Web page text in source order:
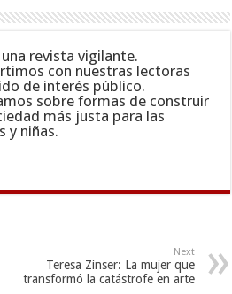
revista vigilante.
con nuestras lectoras
de interés público.
sobre formas de construir
más justa para las
y niñas.
Next
Teresa Zinser: La mujer que
transformó la catástrofe en arte